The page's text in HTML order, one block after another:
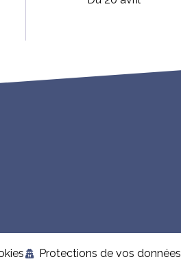
Protections de vos données